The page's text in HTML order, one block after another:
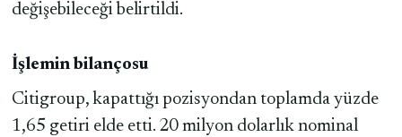
değişebileceği belirtildi.
İşlemin bilançosu
Citigroup, kapattığı pozisyondan toplamda yüzde
1,65 getiri elde etti. 20 milyon dolarlık nominal